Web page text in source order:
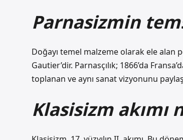
Parnasizmin
Doğayı temel malzeme olarak ele alan
Gautier’dir. Parnasçılık; 1866’da
toplanan ve aynı sanat vizyonunu
Klasisizm akımı